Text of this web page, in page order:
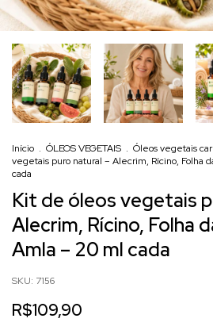
Início . ÓLEOS VEGETAIS . Óleos vegetais
vegetais puro natural – Alecrim, Rícino, Folha
cada
Kit de óleos vegetais
Alecrim, Rícino, Folha
Amla – 20 ml cada
SKU: 7156
R$109,90